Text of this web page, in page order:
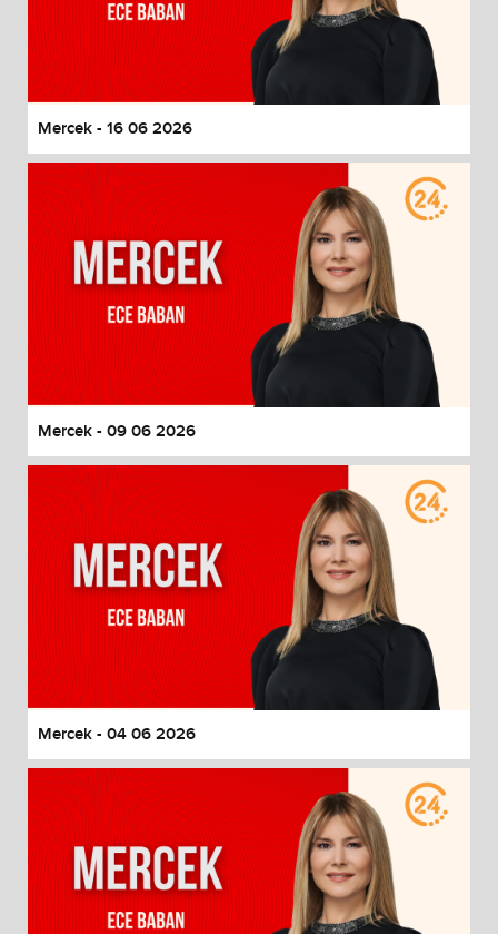
Mercek - 16 06 2026
Mercek - 09 06 2026
Mercek - 04 06 2026